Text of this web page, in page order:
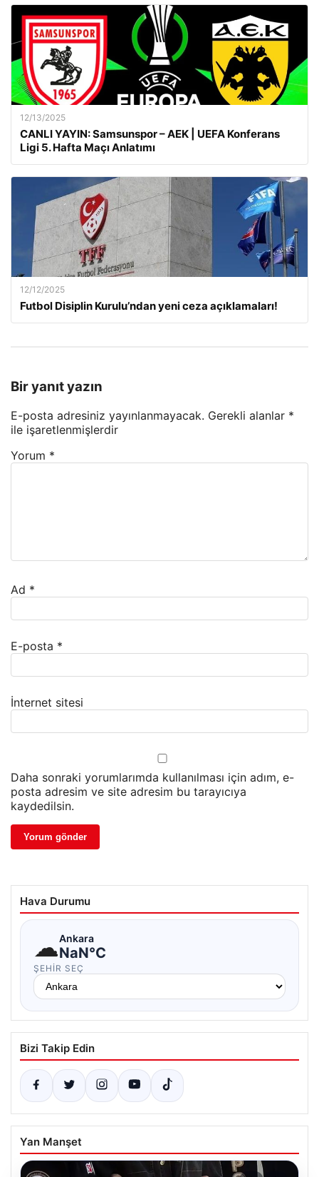
12/13/2025
CANLI YAYIN: Samsunspor – AEK | UEFA Konferans
Ligi 5. Hafta Maçı Anlatımı
12/12/2025
Futbol Disiplin Kurulu’ndan yeni ceza açıklamaları!
Bir yanıt yazın
E-posta adresiniz yayınlanmayacak. Gerekli alanlar *
ile işaretlenmişlerdir
Yorum *
Ad *
E-posta *
İnternet sitesi
Daha sonraki yorumlarımda kullanılması için adım, e-
posta adresim ve site adresim bu tarayıcıya
kaydedilsin.
Hava Durumu
☁Ankara
NaN°C
ŞEHIR SEÇ
Bizi Takip Edin
Yan Manşet